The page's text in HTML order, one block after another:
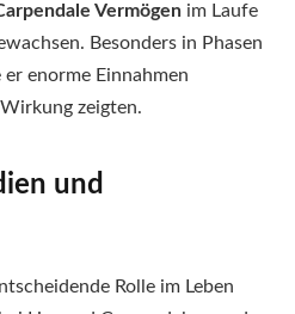
Vermögen im Laufe
Besonders in Phasen
enorme Einnahmen
zeigten.
und
Rolle im Leben